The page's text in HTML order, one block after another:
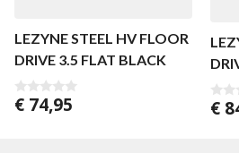
LEZYNE STEEL HV FLOOR
DRIVE 3.5 FLAT BLACK
0
v
€ 74,95
0
v
€